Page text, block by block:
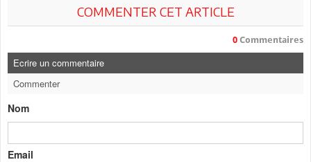
COMMENTER CET ARTICLE
0 Commentaires
Ecrire un commentaire
Commenter
Nom
Email